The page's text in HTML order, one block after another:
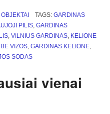
TAGS: GARDINAS
PILIS GARDINAS
VILNIUS GARDINAS KELIONE
VIZOS GARDINAS KELIONE
SODAS
vienai